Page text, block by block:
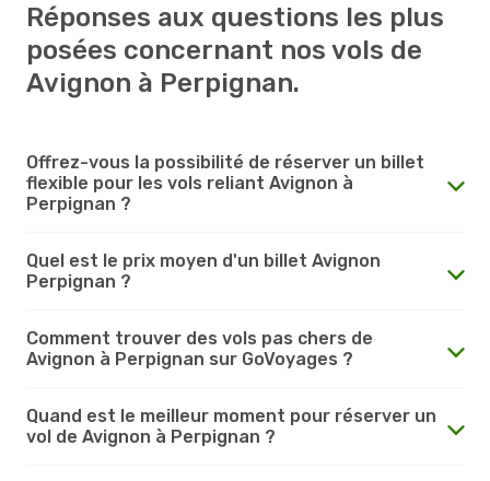
Réponses aux questions les plus
posées concernant nos vols de
Avignon à Perpignan.
Offrez-vous la possibilité de réserver un billet
flexible pour les vols reliant Avignon à
Perpignan ?
Quel est le prix moyen d'un billet Avignon
Perpignan ?
Comment trouver des vols pas chers de
Avignon à Perpignan sur GoVoyages ?
Quand est le meilleur moment pour réserver un
vol de Avignon à Perpignan ?